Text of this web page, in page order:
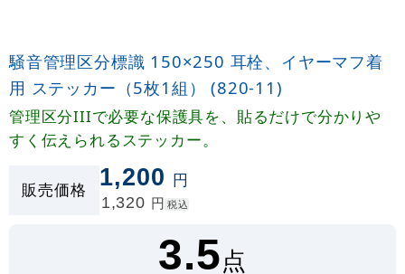
騒音管理区分標識 150×250 耳栓、イヤーマフ着
用 ステッカー（5枚1組） (820-11)
管理区分IIIで必要な保護具を、貼るだけで分かりや
すく伝えられるステッカー。
販売価格 1,200 円
1,320 円 税込
3.5点